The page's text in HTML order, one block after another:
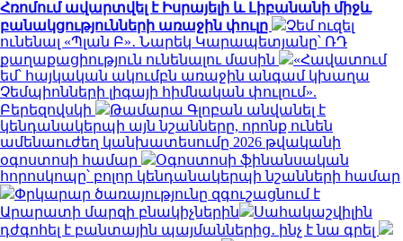
Հռոմում ավարտվել է Իսրայելի և Լիբանանի միջև
բանակցությունների առաջին փուլը
Չեմ ուզել
ունենալ «Պլան Բ»․ Նարեկ Կարապետյանը՝ ՌԴ
քաղաքացիություն ունենալու մասին
«Հավատում
եմ՝ հայկական ակումբն առաջին անգամ կխաղա
Չեմպիոնների լիգայի հիմնական փուլում».
Բերեզովսկի
Թամարա Գլոբան անվանել է
կենդանակերպի այն նշանները, որոնք ունեն
ամենաուժեղ կանխատեսումը 2026 թվականի
օգոստոսի համար
Օգոստոսի ֆինանսական
հորոսկոպը՝ բոլոր կենդանակերպի նշանների համար
Փրկարար ծառայությունը զգուշացնում է
Արարատի մարզի բնակիչներին
Սահակաշվիլին
դժգոհել է բանտային պայմաններից․ ինչ է նա գրել